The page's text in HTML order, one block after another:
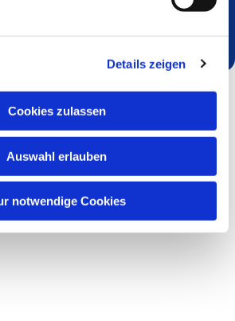
Details zeigen
Cookies zulassen
Auswahl erlauben
notwendige Cookies
Sie auch interessieren